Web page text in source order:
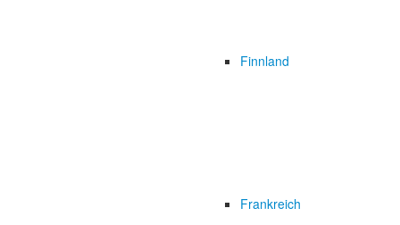
Finnland
Frankreich